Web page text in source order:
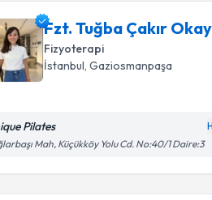
Fzt. Tuğba Çakır Okay
Fizyoterapi
İstanbul, Gaziosmanpaşa
Pilates
Mah, Küçükköy Yolu Cd. No:40/1 Daire:3